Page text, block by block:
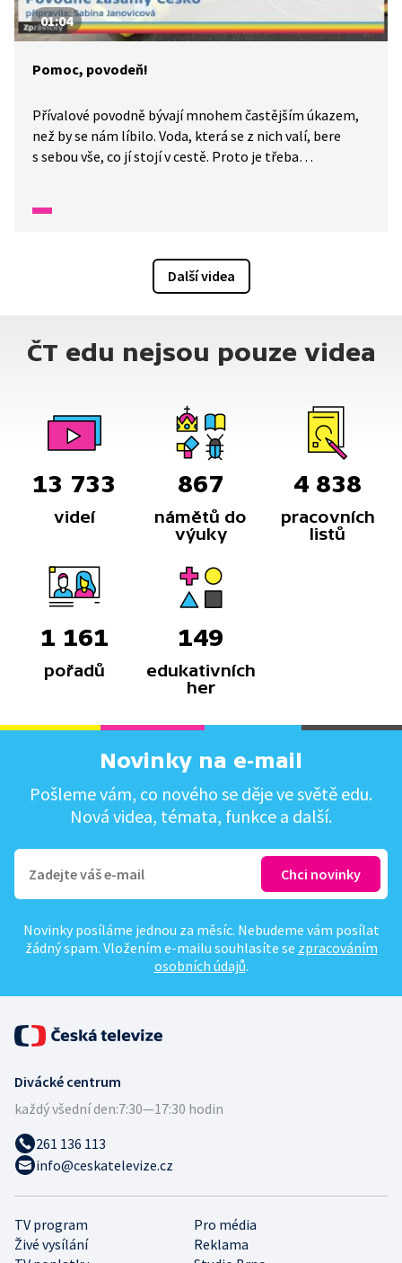
01:04
Pomoc, povodeň!
Přívalové povodně bývají mnohem častějším úkazem,
než by se nám líbilo. Voda, která se z nich valí, bere
s sebou vše, co jí stojí v cestě. Proto je třeba
záchranných složek a nehazardovat se svým životem.
Další videa
ČT edu nejsou pouze videa
13 733
videí
867
námětů do
výuky
4 838
pracovních
listů
1 161
pořadů
149
edukativních
her
Novinky na e-mail
Pošleme vám, co nového se děje ve světě edu.
Nová videa, témata, funkce a další.
Novinky posíláme jednou za měsíc. Nebudeme vám posílat
žádný spam. Vložením e-mailu souhlasíte se zpracováním
osobních údajů.